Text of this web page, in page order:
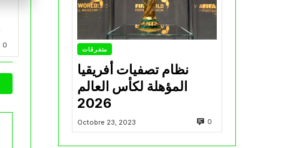
0
متفرقات
نظام تصفيات أفريقيا
المؤهلة لكأس العالم
2026
Octobre 23, 2023 0